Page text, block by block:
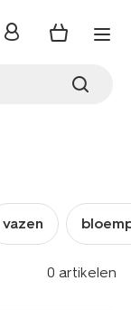
inloggen
vazen
0 artikelen